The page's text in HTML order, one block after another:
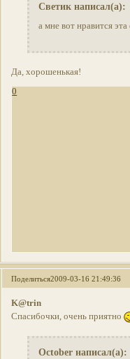
Светик написал(а):
а мне вот нравится эта
Да, хорошенькая!
0
Поделиться2009-03-16 21:49:36
K@trin
Спасибочки, очень приятно
October написал(а):